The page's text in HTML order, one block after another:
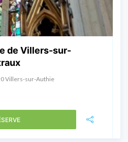
de Villers-sur-
Villers-sur-Authie